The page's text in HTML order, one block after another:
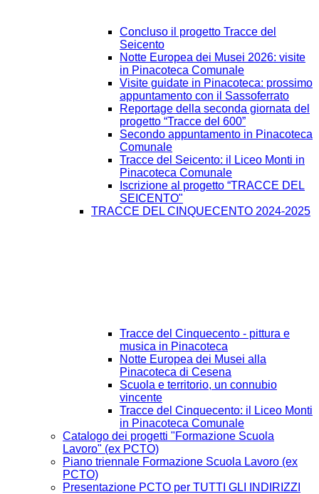
Concluso il progetto Tracce del
Seicento
Notte Europea dei Musei 2026: visite
in Pinacoteca Comunale
Visite guidate in Pinacoteca: prossimo
appuntamento con il Sassoferrato
Reportage della seconda giornata del
progetto “Tracce del 600”
Secondo appuntamento in Pinacoteca
Comunale
Tracce del Seicento: il Liceo Monti in
Pinacoteca Comunale
Iscrizione al progetto “TRACCE DEL
SEICENTO"
TRACCE DEL CINQUECENTO 2024-2025
Tracce del Cinquecento - pittura e
musica in Pinacoteca
Notte Europea dei Musei alla
Pinacoteca di Cesena
Scuola e territorio, un connubio
vincente
Tracce del Cinquecento: il Liceo Monti
in Pinacoteca Comunale
Catalogo dei progetti "Formazione Scuola
Lavoro" (ex PCTO)
Piano triennale Formazione Scuola Lavoro (ex
PCTO)
Presentazione PCTO per TUTTI GLI INDIRIZZI